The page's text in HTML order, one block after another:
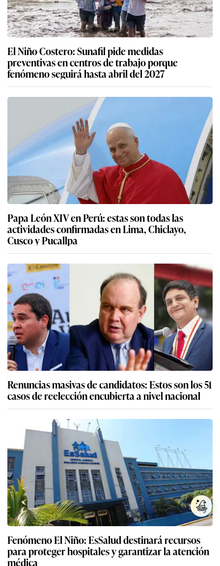
El Niño Costero: Sunafil pide medidas
preventivas en centros de trabajo porque
fenómeno seguirá hasta abril del 2027
Papa León XIV en Perú: estas son todas las
actividades confirmadas en Lima, Chiclayo,
Cusco y Pucallpa
Renuncias masivas de candidatos: Estos son los 51
casos de reelección encubierta a nivel nacional
Fenómeno El Niño: EsSalud destinará recursos
para proteger hospitales y garantizar la atención
médica